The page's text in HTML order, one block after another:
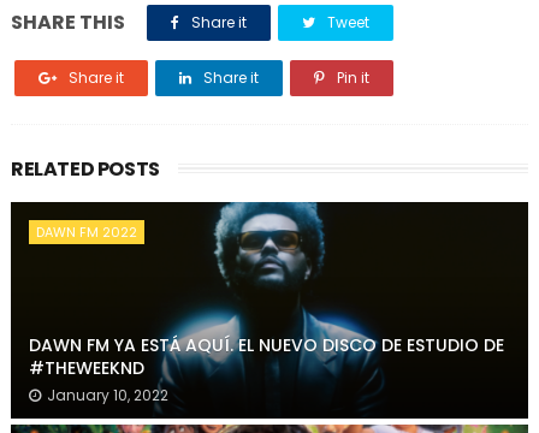
SHARE THIS Share it Tweet
Share it Share it Pin it
RELATED POSTS
DAWN FM 2022
DAWN FM YA ESTÁ AQUÍ. EL NUEVO DISCO DE ESTUDIO DE
#THEWEEKND
January 10, 2022